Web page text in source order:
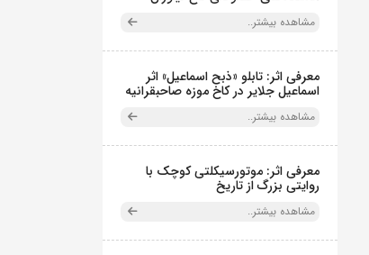
مشاهده بیشتر..
معرفی اثر: تابلو «ذبح اسماعیل» اثر
اسماعیل جلایر در کاخ موزه صاحبقرانیه
مشاهده بیشتر..
معرفی اثر: موتورسیکلتی کوچک با
روایتی بزرگ از تاریخ
مشاهده بیشتر..